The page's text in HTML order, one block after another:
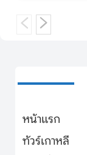
หน้าแรก
ทัวร์เกาหลี